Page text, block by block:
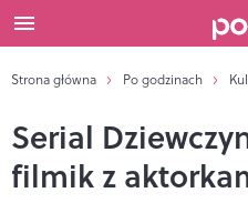
Strona główna Po godzinach
Serial
filmik z